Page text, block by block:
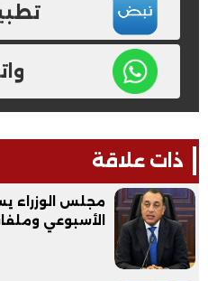
ذات علاقة
مجلس الوزراء
الأسبوعي